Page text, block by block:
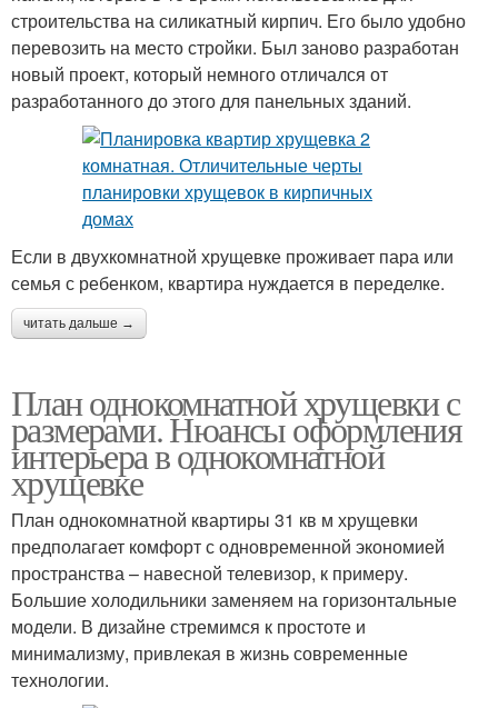
строительства на силикатный кирпич. Его было удобно
перевозить на место стройки. Был заново разработан
новый проект, который немного отличался от
разработанного до этого для панельных зданий.
Если в двухкомнатной хрущевке проживает пара или
семья с ребенком, квартира нуждается в переделке.
читать дальше →
План однокомнатной хрущевки с
размерами. Нюансы оформления
интерьера в однокомнатной
хрущевке
План однокомнатной квартиры 31 кв м хрущевки
предполагает комфорт с одновременной экономией
пространства – навесной телевизор, к примеру.
Большие холодильники заменяем на горизонтальные
модели. В дизайне стремимся к простоте и
минимализму, привлекая в жизнь современные
технологии.